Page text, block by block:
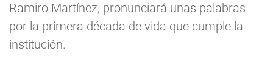
Ramiro Martínez, pronunciará unas palabras
por la primera década de vida que cumple la
institución.